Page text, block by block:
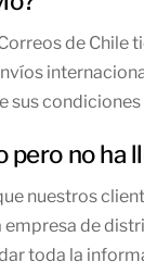
de Chile
sus
no ha
nuestros
empresa de
toda la